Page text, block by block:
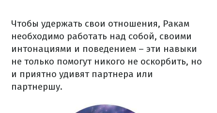
Чтобы удержать свои отношения, Ракам
необходимо работать над собой, своими
интонациями и поведением – эти навыки
не только помогут никого не оскорбить, но
и приятно удивят партнера или
партнершу.